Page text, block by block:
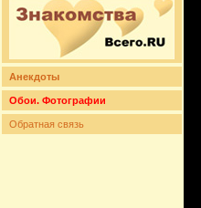
Анекдоты
Обои. Фотографии
Обратная связь